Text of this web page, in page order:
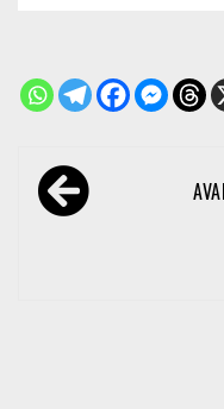
Navegación
de